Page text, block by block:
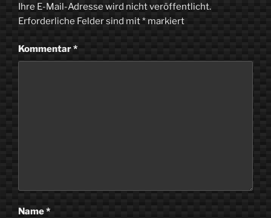
Ihre E-Mail-Adresse wird nicht veröffentlicht.
Erforderliche Felder sind mit* markiert
Kommentar*
Name*